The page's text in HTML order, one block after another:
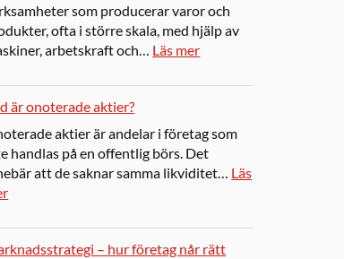
som producerar varor och
ofta i större skala, med hjälp av
arbetskraft och… Läs mer
är onoterade aktier?
aktier är andelar i företag som
handlas på en offentlig börs. Det
att de saknar samma likviditet… Läs
– hur företag når rätt